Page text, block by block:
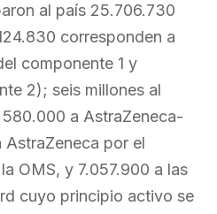
al país 25.706.730
corresponden a
componente 1 y
2); seis millones al
a AstraZeneca-
AstraZeneca por el
OMS, y 7.057.900 a las
cuyo principio activo se